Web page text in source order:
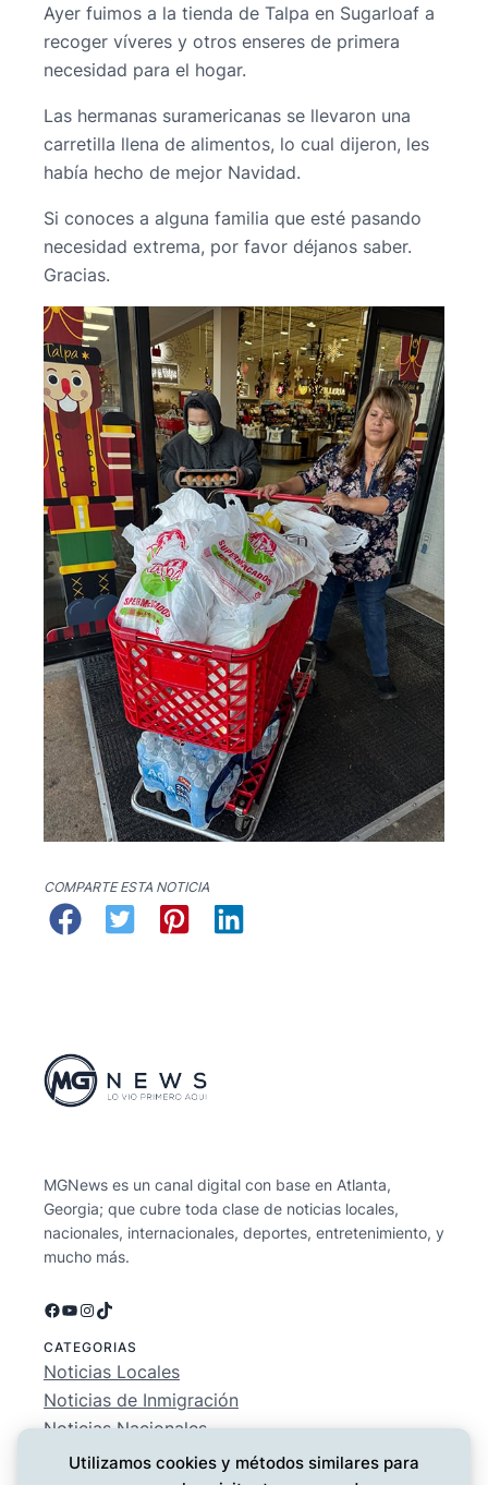
Ayer fuimos a la tienda de Talpa en Sugarloaf a
recoger víveres y otros enseres de primera
necesidad para el hogar.
Las hermanas suramericanas se llevaron una
carretilla llena de alimentos, lo cual dijeron, les
había hecho de mejor Navidad.
Si conoces a alguna familia que esté pasando
necesidad extrema, por favor déjanos saber.
Gracias.
COMPARTE ESTA NOTICIA
MGNews es un canal digital con base en Atlanta,
Georgia; que cubre toda clase de noticias locales,
nacionales, internacionales, deportes, entretenimiento, y
mucho más.
Facebook
YouTube
Instagram
TikTok
CATEGORIAS
Noticias Locales
Noticias de Inmigración
Noticias Nacionales
Deportes
Utilizamos cookies y métodos similares para